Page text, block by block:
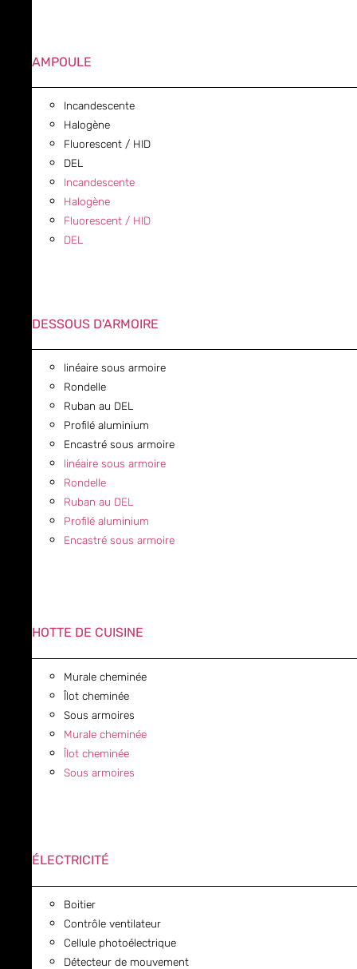
AMPOULE
Incandescente
Halogène
Fluorescent / HID
DEL
Incandescente
Halogène
Fluorescent / HID
DEL
DESSOUS D'ARMOIRE
linéaire sous armoire
Rondelle
Ruban au DEL
Profilé aluminium
Encastré sous armoire
linéaire sous armoire
Rondelle
Ruban au DEL
Profilé aluminium
Encastré sous armoire
HOTTE DE CUISINE
Murale cheminée
Îlot cheminée
Sous armoires
Murale cheminée
Îlot cheminée
Sous armoires
ÉLECTRICITÉ
Boitier
Contrôle ventilateur
Cellule photoélectrique
Détecteur de mouvement